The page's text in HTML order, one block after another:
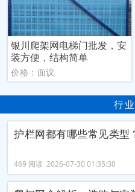
银川爬架网电梯门批发，安
装方便，结构简单
价格：面议
行
护栏网‌都有哪些常见类型
469 阅读 2026-07-30 01:35:30